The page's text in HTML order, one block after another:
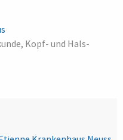
Kopf- und Hals-